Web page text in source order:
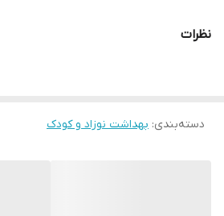
نظرات
دسته‌بندی: بهداشت نوزاد و کودک